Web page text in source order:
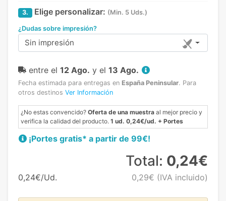
3. Elige personalizar: (Min. 5 Uds.)
¿Dudas sobre impresión?
Sin impresión
entre el 12 Ago. y el 13 Ago.
Fecha estimada para entregas en España Peninsular. Para
otros destinos Ver Información
¿No estas convencido? Oferta de una muestra al mejor precio y
verifica la calidad del producto. 1 ud. 0,24€/ud. + Portes
¡Portes gratis* a partir de 99€!
0,24€/Ud.
Total: 0,24€
0,29€ (IVA incluido)